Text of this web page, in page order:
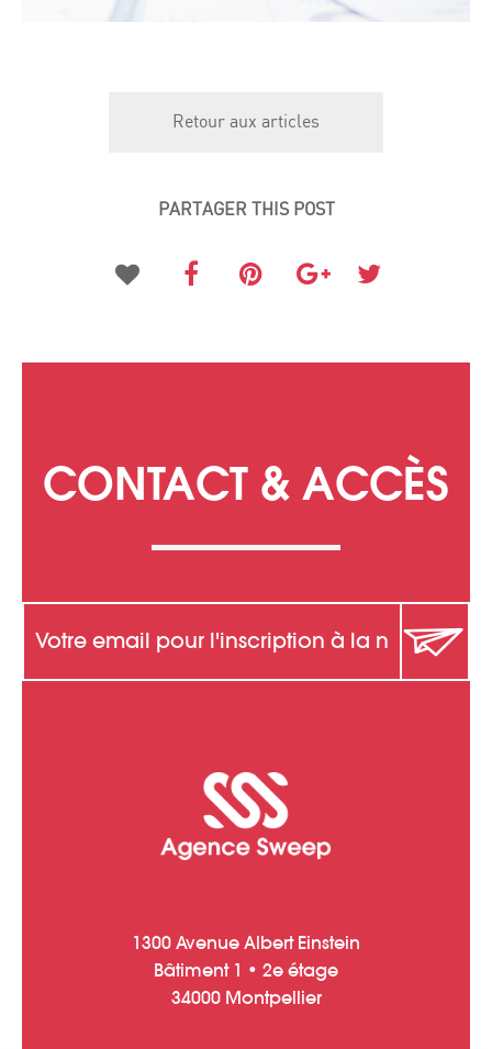
Retour aux articles
PARTAGER THIS POST
CONTACT & ACCÈS
1300 Avenue Albert Einstein
Bâtiment 1 • 2e étage
34000 Montpellier